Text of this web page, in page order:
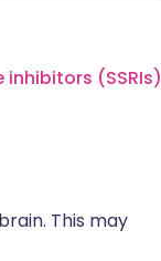
(SSRIs)
This may